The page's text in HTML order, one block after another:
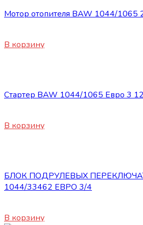
Мотор отопителя BAW 1044/1065
В корзину
Стартер BAW 1044/1065 Евро 3
В корзину
БЛОК ПОДРУЛЕВЫХ
1044/33462 ЕВРО 3/4
В корзину